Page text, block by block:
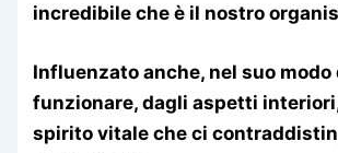
incredibile che è il nostro
Influenzato anche, nel suo modo
funzionare, dagli aspetti
spirito vitale che ci